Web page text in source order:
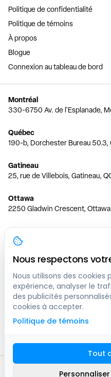
Politique de confidentialité
Politique de témoins
À propos
Blogue
Connexion au tableau de bord
Montréal
330-6750 Av. de l'Esplanade,
Québec
190-b, Dorchester Bureau 50.3,
Gatineau
25, rue de Villebois, Gatineau,
Ottawa
2250 Gladwin Crescent,
Toronto
150 Ferrand Dr, 6th Floor,
Vancouver
1200 W 73rd Ave #1415,
Calgary
444 5 Ave SW #400 Calgary,
2016 -2026
Nous respectons
Nous utilisons des cookies
expérience, analyser le
des publicités
cookies à accepter.
Politique de témoins
Tout